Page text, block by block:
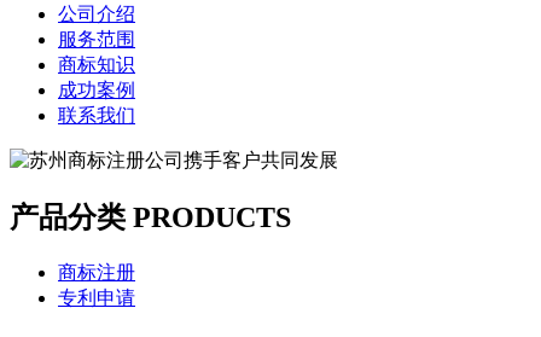
公司介绍
服务范围
商标知识
成功案例
联系我们
产品分类 PRODUCTS
商标注册
专利申请